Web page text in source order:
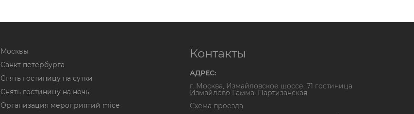
Москвы
Санкт петербурга
Снять гостиницу на сутки
Снять гостиницу на ночь
Организация мероприятий mice
Контакты
АДРЕС:
г. Москва, Измайловское шоссе, 71 гостиница
Измайлово Гамма. Партизанская
Схема проезда